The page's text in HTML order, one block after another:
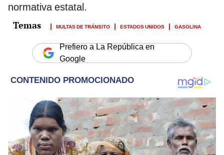
normativa estatal.
MULTAS DE TRÁNSITO ESTADOS UNIDOS GASOLINA
Prefiero a La República en
Google